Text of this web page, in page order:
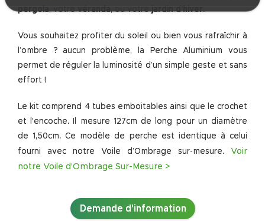
pergola, votrevéranda, ou votrejardin d’hiver.
Vous souhaitez profiter du soleil ou bien vous rafraîchir à
l’ombre ? aucun problème, la Perche Aluminium vous
permet de réguler la luminosité d’un simple geste et sans
effort !
Le kit comprend 4 tubes emboitables ainsi que le crochet
et l'encoche. Il mesure 127cm de long pour un diamètre
de 1,50cm. Ce modèle de perche est identique à celui
fourni avec notre Voile d’Ombrage sur-mesure. Voir
notre Voile d'Ombrage Sur-Mesure >
Demande d'information